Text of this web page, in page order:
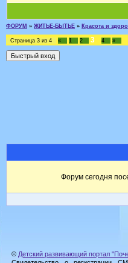
ФОРУМ » ЖИТЬЕ-БЫТЬЕ » Красота и
Страница 3 из 4 « 1 2 3 4 »
Форум сегодня
© Детский развивающий портал